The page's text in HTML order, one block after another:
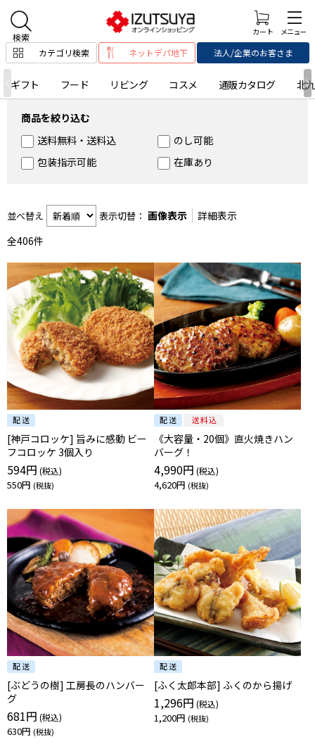
カテゴリ検索 ネットデパ地下 法人/企業のお客さま
ギフト フード リビング コスメ 通販カタログ 北
商品を絞り込む
送料無料・送料込
のし可能
包装指示可能
在庫あり
並べ替え 表示切替： 画像表示
詳細表示
全406件
[神戸コロッケ] 旨みに感動 ビー
フコロッケ 3個入り
594円
550円
《大容量・20個》直火焼きハン
バーグ！
4,990円
4,620円
[ぶどうの樹] 工房長のハンバー
グ
681円
630円
[ふく太郎本部] ふくのから揚げ
1,296円
1,200円